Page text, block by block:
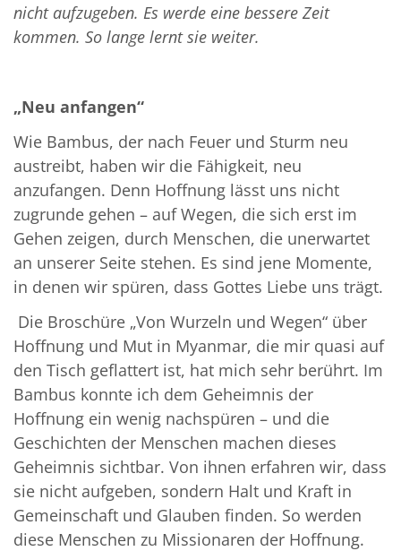
nicht aufzugeben. Es werde eine bessere Zeit
kommen. So lange lernt sie weiter.
„Neu anfangen“
Wie Bambus, der nach Feuer und Sturm neu
austreibt, haben wir die Fähigkeit, neu
anzufangen. Denn Hoffnung lässt uns nicht
zugrunde gehen – auf Wegen, die sich erst im
Gehen zeigen, durch Menschen, die unerwartet
an unserer Seite stehen. Es sind jene Momente,
in denen wir spüren, dass Gottes Liebe uns trägt.
Die Broschüre „Von Wurzeln und Wegen“ über
Hoffnung und Mut in Myanmar, die mir quasi auf
den Tisch geflattert ist, hat mich sehr berührt. Im
Bambus konnte ich dem Geheimnis der
Hoffnung ein wenig nachspüren – und die
Geschichten der Menschen machen dieses
Geheimnis sichtbar. Von ihnen erfahren wir, dass
sie nicht aufgeben, sondern Halt und Kraft in
Gemeinschaft und Glauben finden. So werden
diese Menschen zu Missionaren der Hoffnung.